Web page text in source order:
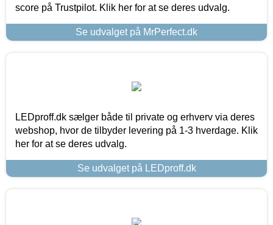
score på Trustpilot. Klik her for at se deres udvalg.
Se udvalget på MrPerfect.dk
LEDproff.dk sælger både til private og erhverv via deres
webshop, hvor de tilbyder levering på 1-3 hverdage. Klik
her for at se deres udvalg.
Se udvalget på LEDproff.dk